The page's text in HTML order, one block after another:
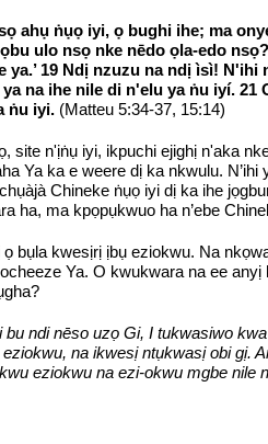
ahụ ṅụọ iyi, ọ bughi ihe; ma
ulo nsọ nke nēdo ọla-edo
19 Ndị nzuzu na ndị ìsì!
na ihe nile di n'elu ya ṅu iyí.
ṅu iyi. (Matteu 5:34-37, 15:14)
n'ịṅụ iyi, ikpuchi ejighị n'aka
Ya ka e weere dị ka nkwulu.
Chineke ṅụọ iyi dị ka ihe
ha, ma kpọpụkwuo ha n’ebe
bụla kwesịrị ịbụ eziokwu. Na
Ya. O kwukwara na ee anyị
ndi nēso uzọ Gi, I tukwasiwo
na ikwesị ntụkwasị obi gị.
eziokwu na ezi-okwu mgbe nile